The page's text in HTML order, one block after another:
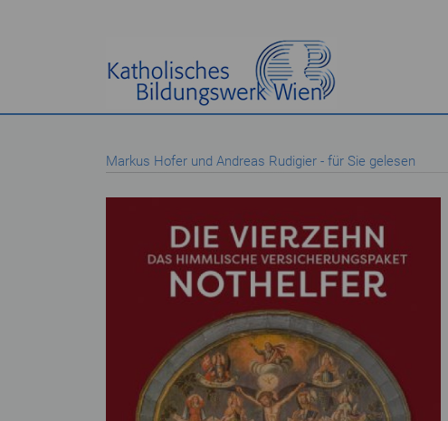
Markus Hofer und Andreas Rudigier - für Sie gelesen